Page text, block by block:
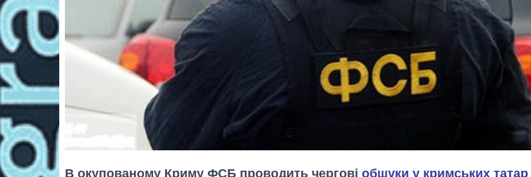
В окупованому Криму ФСБ проводить чергові обшуки у кримських татар